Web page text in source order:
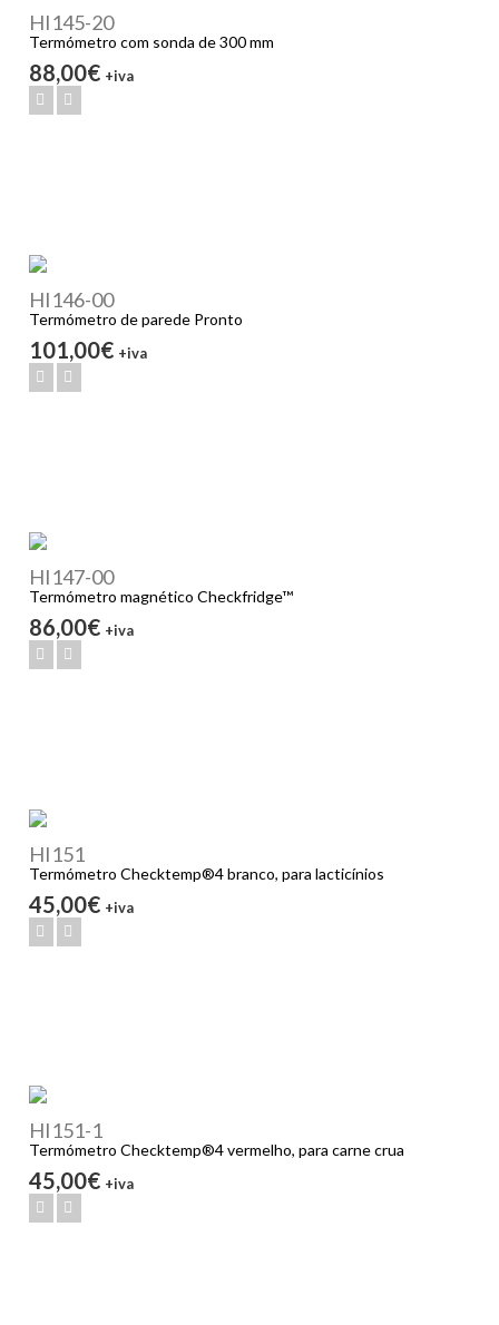
HI145-20
Termómetro com sonda de 300 mm
88,00€ +iva
HI146-00
Termómetro de parede Pronto
101,00€ +iva
HI147-00
Termómetro magnético Checkfridge™
86,00€ +iva
HI151
Termómetro Checktemp®4 branco, para lacticínios
45,00€ +iva
HI151-1
Termómetro Checktemp®4 vermelho, para carne crua
45,00€ +iva